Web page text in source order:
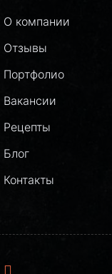
О компании
Отзывы
Портфолио
Вакансии
Рецепты
Блог
Контакты